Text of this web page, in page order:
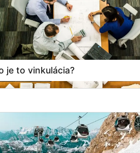
je to vinkulácia?